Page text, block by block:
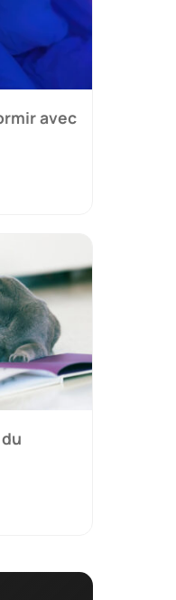
avec